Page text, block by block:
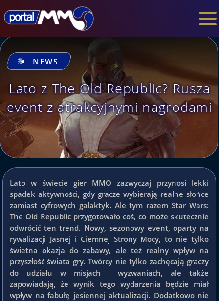
NEWS
Lato z The Old Republic? Rusza
event z atrakcyjnymi nagrodami
Lato w świecie gier MMO zazwyczaj przynosi lekki
spadek aktywności, gdy gracze wybierają realne słońce
zamiast cyfrowych galaktyk. Ale tym razem Star Wars:
The Old Republic przygotowało coś, co może skutecznie
odwrócić ten trend. Nowy, sezonowy event, oparty na
rywalizacji Jasnej i Ciemnej Strony Mocy, to nie tylko
świetna okazja do zabawy, ale też realny wpływ na
przyszłość świata gry. Twórcy nie tylko zachęcają graczy
do udziału w misjach i wyzwaniach, ale także
zapowiadają, że wynik tego wydarzenia będzie miał
wpływ na fabułę jesiennej aktualizacji. Dodatkowo nie